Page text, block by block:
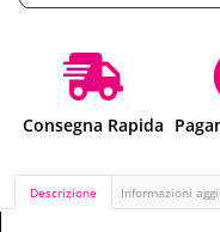
Consegna Rapida
Descrizione Informazioni